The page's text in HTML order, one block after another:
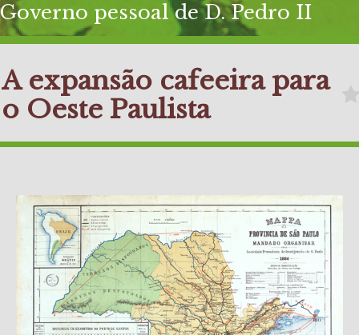
Governo pessoal de D. Pedro II
A expansão cafeeira para
o Oeste Paulista